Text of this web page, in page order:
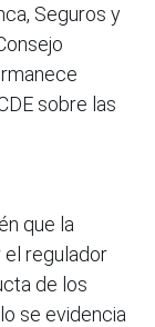
Seguros y
sobre las
que la
regulador
de los
se evidencia